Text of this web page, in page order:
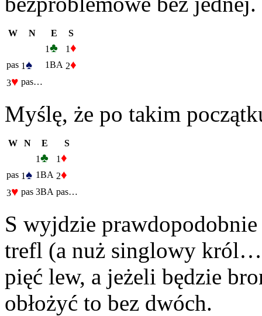
W N E
S
1♣ 1♦
pas 1♠ 1BA 2♦
3♥ pas…
Myślę, że po takim
W N E
S
1♣ 1♦
pas 1♠ 1BA 2♦
3♥ pas 3BA pas…
S wyjdzie
trefl (a nuż singlowy
pięć lew, a jeżeli będzie
obłożyć to bez dwóch.